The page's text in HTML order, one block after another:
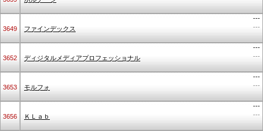
3649 ファインデックス
---
---
3652 ディジタルメディアプロフェッショナル
---
---
3653 モルフォ
---
---
3656 ＫＬａｂ
---
---